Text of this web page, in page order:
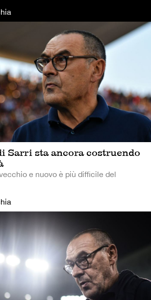
Sarri sta ancora costruendo
e nuovo è più difficile del